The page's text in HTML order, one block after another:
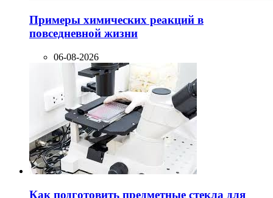
Примеры химических реакций в
повседневной жизни
06-08-2026
Как подготовить предметные стекла для